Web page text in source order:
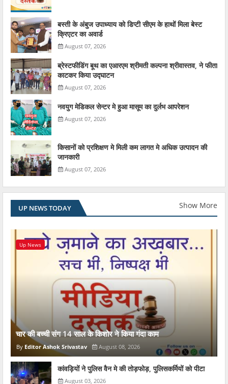
बस्ती के अंबुज उपाध्याय को डिप्टी सीएम के हाथों मिला बेस्ट
क्रिएटर का अवार्ड
August 07, 2026
ब्रेस्टफीडिंग बूथ का एआरएम श्रीमती कल्पना श्रीवास्तव, ने फीता
काटकर किया उद्घाटन
August 07, 2026
नवयुग मेडिकल सेन्टर मे हुआ मासूम का दुर्लभ आपरेशन
August 07, 2026
किसानों को प्रशिक्षण मे मिली कम लागत मे अधिक उत्पादन की
जानकारी
August 07, 2026
UP NEWS TODAY Show More
Up News
चार की बच्ची संग 14 साल के किशोर ने किया गंदा काम
Editor Ashok Srivastav August 08, 2026
कांवड़ियों ने पुलिस वैन मे की तोड़फोड़, पुलिसकर्मियों को पीटा
August 03, 2026